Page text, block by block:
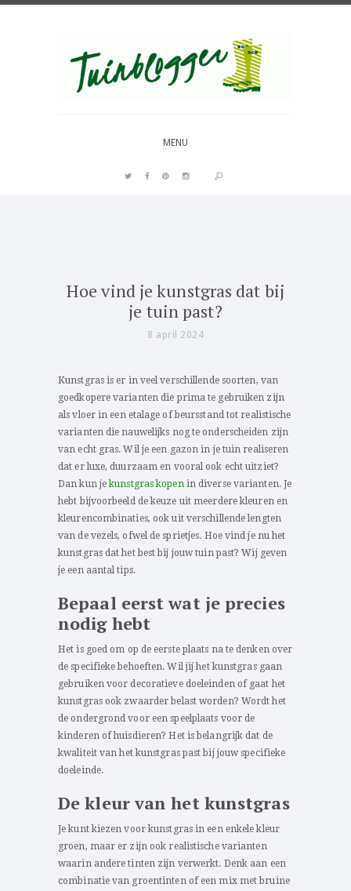
MENU
Hoe vind je kunstgras dat bij
je tuin past?
8 april 2024
Kunstgras is er in veel verschillende soorten, van
goedkopere varianten die prima te gebruiken zijn
als vloer in een etalage of beursstand tot realistische
varianten die nauwelijks nog te onderscheiden zijn
van echt gras. Wil je een gazon in je tuin realiseren
dat er luxe, duurzaam en vooral ook echt uitziet?
Dan kun jekunstgras kopenin diverse varianten. Je
hebt bijvoorbeeld de keuze uit meerdere kleuren en
kleurencombinaties, ook uit verschillende lengten
van de vezels, ofwel de sprietjes. Hoe vind je nu het
kunstgras dat het best bij jouw tuin past? Wij geven
je een aantal tips.
Bepaal eerst wat je precies
nodig hebt
Het is goed om op de eerste plaats na te denken over
de specifieke behoeften. Wil jij het kunstgras gaan
gebruiken voor decoratieve doeleinden of gaat het
kunstgras ook zwaarder belast worden? Wordt het
de ondergrond voor een speelplaats voor de
kinderen of huisdieren? Het is belangrijk dat de
kwaliteit van het kunstgras past bij jouw specifieke
doeleinde.
De kleur van het kunstgras
Je kunt kiezen voor kunstgras in een enkele kleur
groen, maar er zijn ook realistische varianten
waarin andere tinten zijn verwerkt. Denk aan een
combinatie van groentinten of een mix met bruine